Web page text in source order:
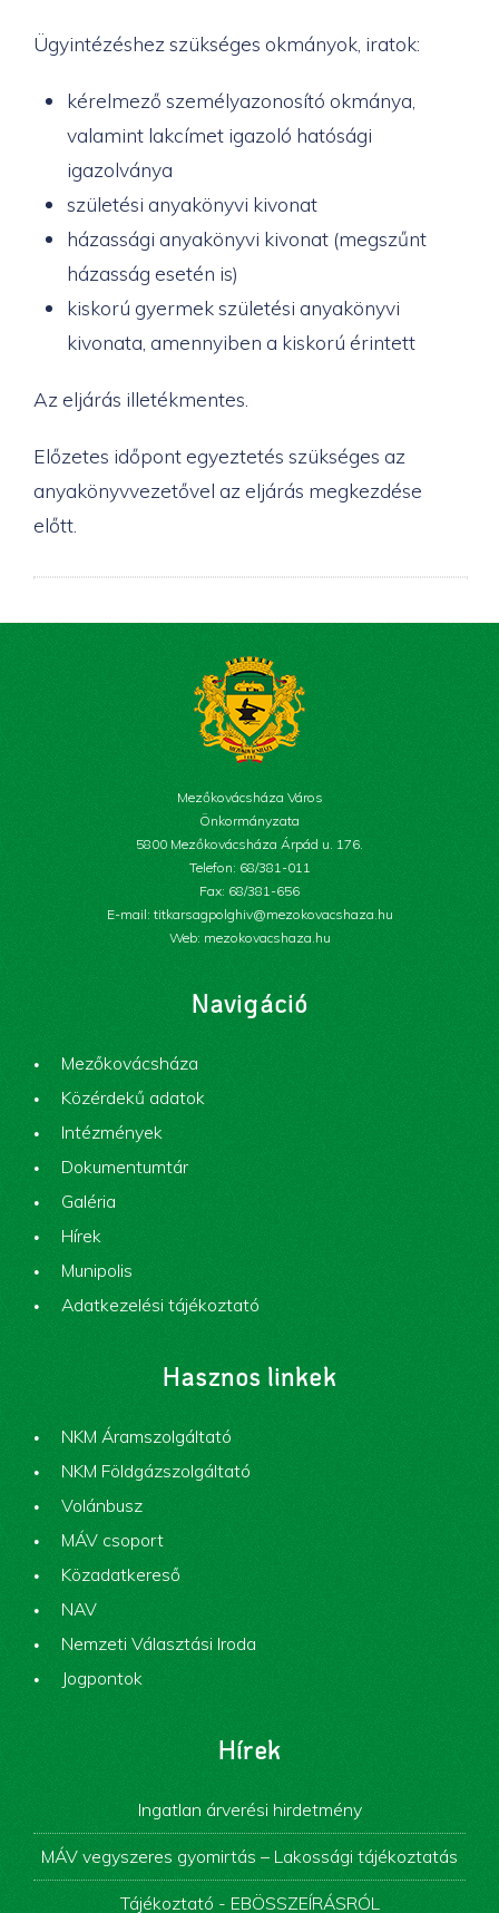
Ügyintézéshez szükséges okmányok, iratok:
kérelmező személyazonosító okmánya,
valamint lakcímet igazoló hatósági
igazolványa
születési anyakönyvi kivonat
házassági anyakönyvi kivonat (megszűnt
házasság esetén is)
kiskorú gyermek születési anyakönyvi
kivonata, amennyiben a kiskorú érintett
Az eljárás illetékmentes.
Előzetes időpont egyeztetés szükséges az
anyakönyvvezetővel az eljárás megkezdése
előtt.
Mezőkovácsháza Város
Önkormányzata
5800 Mezőkovácsháza Árpád u. 176.
Telefon: 68/381-011
Fax: 68/381-656
E-mail: titkarsagpolghiv@mezokovacshaza.hu
Web: mezokovacshaza.hu
Navigáció
Mezőkovácsháza
Közérdekű adatok
Intézmények
Dokumentumtár
Galéria
Hírek
Munipolis
Adatkezelési tájékoztató
Hasznos linkek
NKM Áramszolgáltató
NKM Földgázszolgáltató
Volánbusz
MÁV csoport
Közadatkereső
NAV
Nemzeti Választási Iroda
Jogpontok
Hírek
Ingatlan árverési hirdetmény
MÁV vegyszeres gyomirtás – Lakossági tájékoztatás
Tájékoztató - EBÖSSZEÍRÁSRÓL